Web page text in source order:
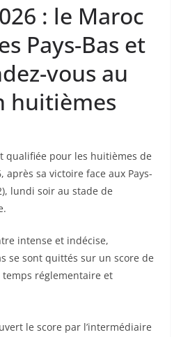
: le Maroc
Pays-Bas et
vous au
huitièmes
qualifiée pour les huitièmes de
sa victoire face aux Pays-
lundi soir au stade de
intense et indécise,
se sont quittés sur un score de
temps réglementaire et
le score par l’intermédiaire